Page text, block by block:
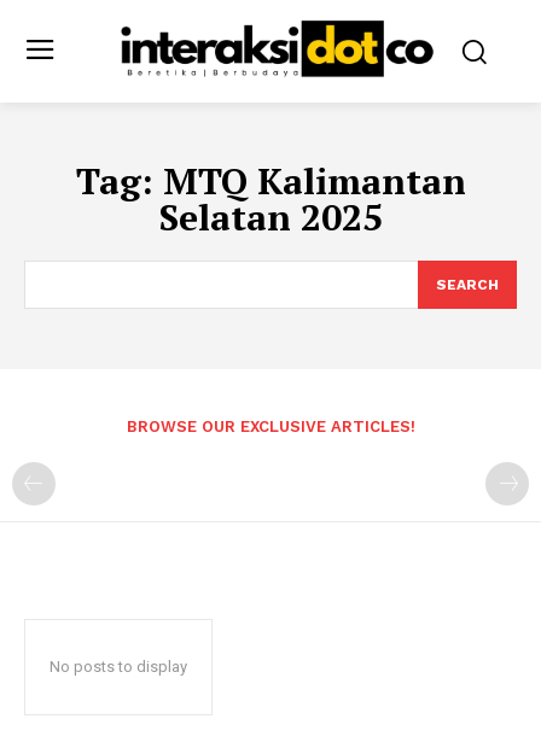
Tag: MTQ Kalimantan
Selatan 2025
SEARCH
BROWSE OUR EXCLUSIVE ARTICLES!
No posts to display